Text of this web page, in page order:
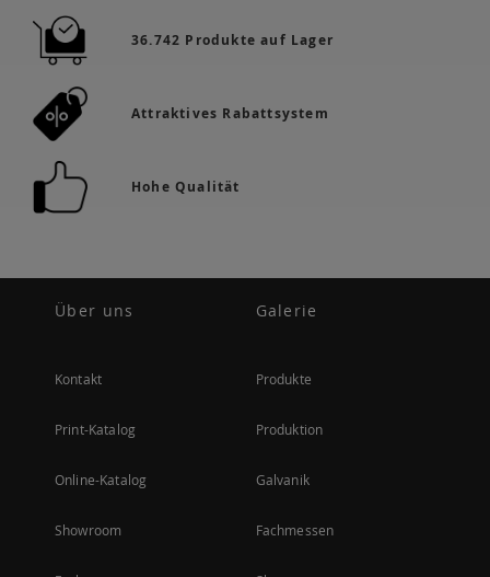
36.742 Produkte auf Lager
Attraktives Rabattsystem
Hohe Qualität
Über uns
Kontakt
Print-Katalog
Online-Katalog
Showroom
Galerie
Produkte
Produktion
Galvanik
Fachmessen